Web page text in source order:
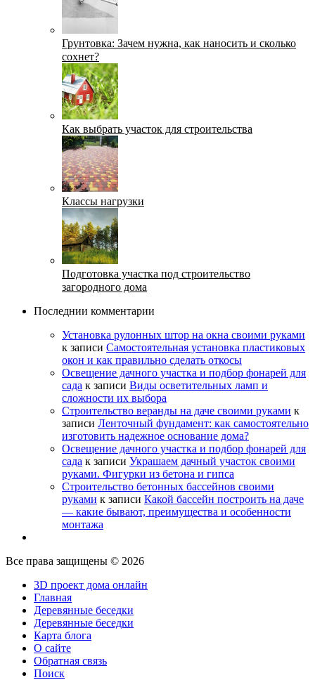
Грунтовка: Зачем нужна, как наносить и сколько
сохнет?
Как выбрать участок для строительства
Классы нагрузки
Подготовка участка под строительство
загородного дома
Последнии комментарии
Установка рулонных штор на окна своими руками
к записи Самостоятельная установка пластиковых
окон и как правильно сделать откосы
Освещение дачного участка и подбор фонарей для
сада к записи Виды осветительных ламп и
сложности их выбора
Строительство веранды на даче своими руками к
записи Ленточный фундамент: как самостоятельно
изготовить надежное основание дома?
Освещение дачного участка и подбор фонарей для
сада к записи Украшаем дачный участок своими
руками. Фигурки из бетона и гипса
Строительство бетонных бассейнов своими
руками к записи Какой бассейн построить на даче
— какие бывают, преимущества и особенности
монтажа
Все права защищены © 2026
3D проект дома онлайн
Главная
Деревянные беседки
Деревянные беседки
Карта блога
О сайте
Обратная связь
Поиск